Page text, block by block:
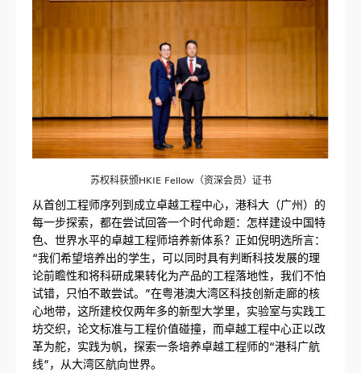
苏权科获颁HKIE Fellow（资深会员）证书
从首创工程师序列到成立卓越工程中心，港科大（广州）的
每一步探索，都在尝试回答一个时代命题：怎样建设中国特
色、世界水平的卓越工程师培养新体系？正如倪明选所言：
“我们希望培养出的学生，可以同时具有判断科技发展的理
论前瞻性和将科研成果转化为产品的工程落地性，我们不怕
试错，只怕不敢尝试。”在粤港澳大湾区科技创新走廊的核
心地带，这所建校仅两年多的新型大学里，实验室与实践工
坊交织，论文标准与工程价值碰撞，而卓越工程中心正以改
革为舵，实践为帆，探索一条培养卓越工程师的“港科广航
线”，从大湾区航向世界。